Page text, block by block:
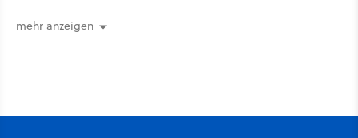
mehr anzeigen